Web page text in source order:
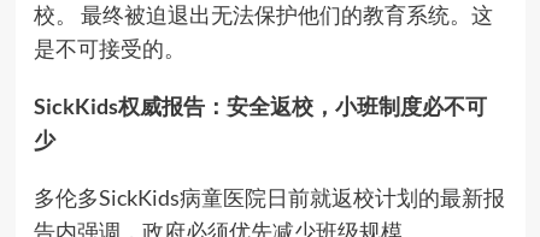
校。 最终被迫退出无法保护他们的教育系统。这
是不可接受的。
SickKids权威报告：安全返校，小班制度必不可
少
多伦多SickKids病童医院日前就返校计划的最新报
告内强调，政府必须优先减少班级规模